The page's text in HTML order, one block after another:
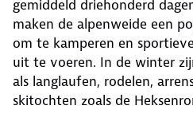
gemiddeld driehonderd
maken de alpenweide een
om te kamperen en
uit te voeren. In de winter
als langlaufen, rodelen,
skitochten zoals de